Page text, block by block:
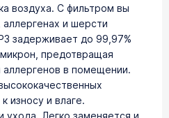
воздуха. С фильтром вы
и шерсти
задерживает до 99,97%
предотвращая
в помещении.
износу и влаге.